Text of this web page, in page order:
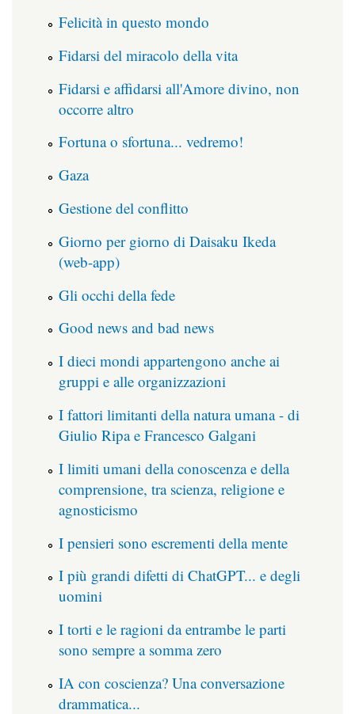
Felicità in questo mondo
Fidarsi del miracolo della vita
Fidarsi e affidarsi all'Amore divino, non
occorre altro
Fortuna o sfortuna... vedremo!
Gaza
Gestione del conflitto
Giorno per giorno di Daisaku Ikeda
(web-app)
Gli occhi della fede
Good news and bad news
I dieci mondi appartengono anche ai
gruppi e alle organizzazioni
I fattori limitanti della natura umana - di
Giulio Ripa e Francesco Galgani
I limiti umani della conoscenza e della
comprensione, tra scienza, religione e
agnosticismo
I pensieri sono escrementi della mente
I più grandi difetti di ChatGPT... e degli
uomini
I torti e le ragioni da entrambe le parti
sono sempre a somma zero
IA con coscienza? Una conversazione
drammatica...